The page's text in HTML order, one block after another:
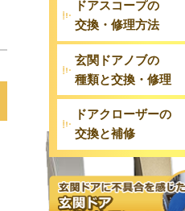
ドアスコープの
交換・修理方法
玄関ドアノブの
種類と交換・修理
ドアクローザーの
交換と補修